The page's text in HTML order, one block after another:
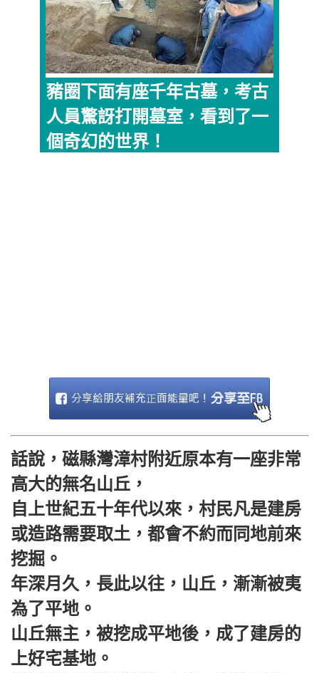
豬圈下面有座千年古墓，考古
人員驚訝打開墓室，看到了一
個奇幻的世界！
話說，磁縣灣漳村附近原本有一座非常
高大的無名山丘，
自上世紀五十年代以來，村民凡是建房
或造路需要取土，都會不約而同地前來
挖掘。
年深月久，長此以往，山丘，漸漸被夷
為了平地。
山丘無主，被挖成平地後，成了建房的
上好宅基地。